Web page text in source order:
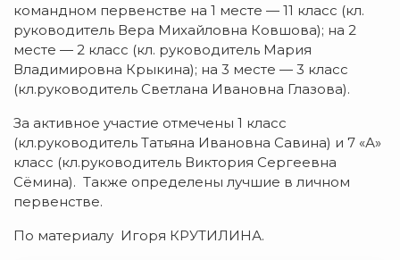
командном первенстве на 1 месте — 11 класс (кл.
руководитель Вера Михайловна Ковшова); на 2
месте — 2 класс (кл. руководитель Мария
Владимировна Крыкина); на 3 месте — 3 класс
(кл.руководитель Светлана Ивановна Глазова).
За активное участие отмечены 1 класс
(кл.руководитель Татьяна Ивановна Савина) и 7 «А»
класс (кл.руководитель Виктория Сергеевна
Сёмина). Также определены лучшие в личном
первенстве.
По материалу Игоря КРУТИЛИНА.